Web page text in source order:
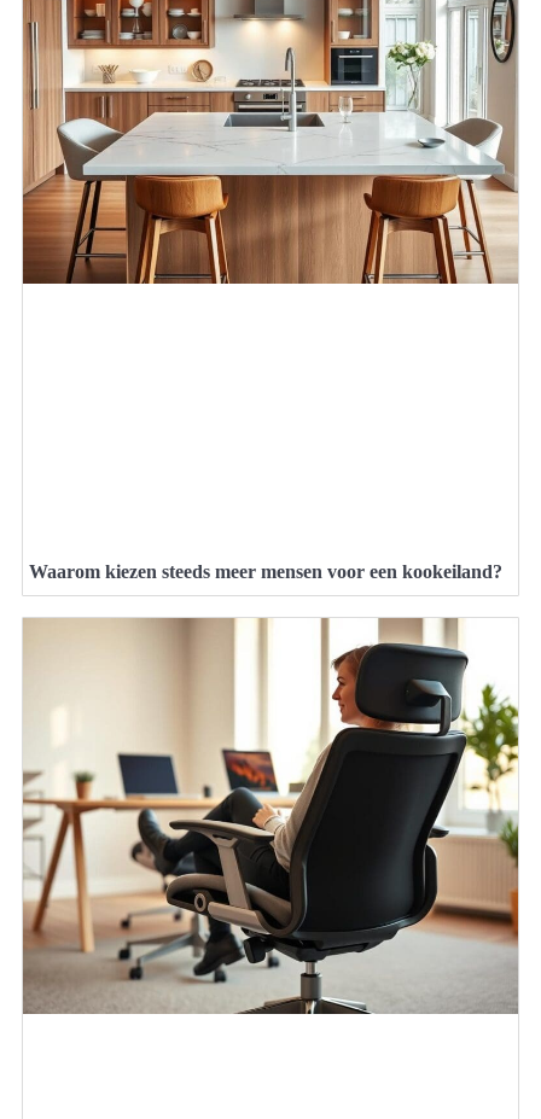
Waarom kiezen steeds meer mensen voor een kookeiland?